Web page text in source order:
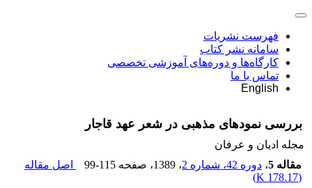
فهرست نشریات
سامانه نشر کتاب
کارگاه‌ها و دوره‌های آموزشی تخصصی
تماس با ما
English
بررسی نمودهای مذهبی در شعر عهد قاجار
مجله ادیان و عرفان
مقاله 5
، دوره 42، شماره 2 ، 1389 ، صفحه 99-115
اصل مقاله
(
178.17 K
)